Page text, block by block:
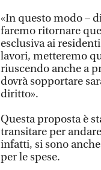
«In questo modo –
faremo ritornare
esclusiva ai
lavori, metteremo
riuscendo anche a
dovrà sopportare
diritto».
Questa proposta è
transitare per
infatti, si sono
per le spese.